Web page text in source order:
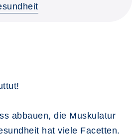
abbauen, die Muskulatur
hat viele Facetten.